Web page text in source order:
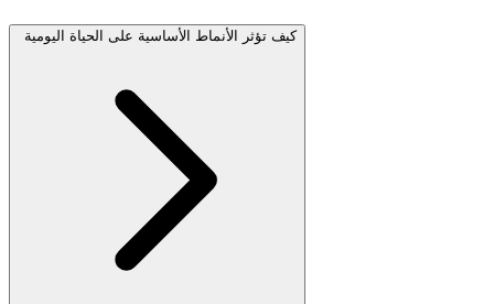
كيف تؤثر الأنماط الأساسية على الحياة اليومية